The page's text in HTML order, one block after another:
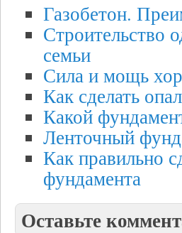
Газобетон.
Строительство
семьи
Сила и мощь
Как сделать
Какой
Ленточный
Как правильно
фундамента
Оставьте